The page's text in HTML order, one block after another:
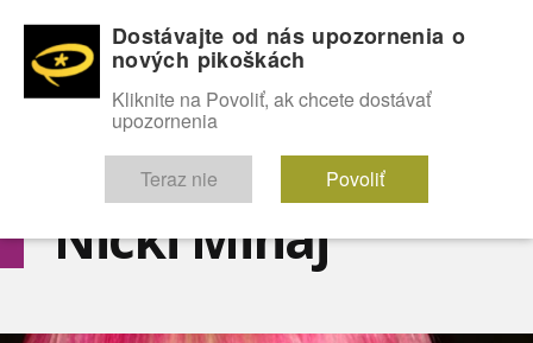
OMG! SEXICE
Nicki Minaj
Dostávajte od nás upozornenia o
nových pikoškách
Kliknite na Povoliť, ak chcete dostávať
upozornenia
Teraz nie Povoliť